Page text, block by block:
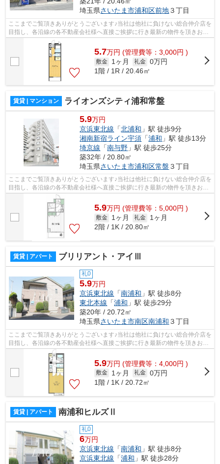
埼玉県さいたま市浦和区前地３丁目
ここまでご覧頂きありがとうございます♪当社は他社に負けない総合仲介店を
目指し、各沿線の各不動産会社様へ直接ご挨拶に行き最新の物件を頂きお客
様へ提供しております！最新の情報は...
5.7万円 (管理費等：3,000円 )
敷金 1ヶ月 礼金 0万円
1階 / 1R / 20.46㎡
賃貸 | マンション ライオンズシティ浦和常盤
5.9万円
京浜東北線 「北浦和 」駅 徒歩9分
湘南新宿ライン宇須 「浦和 」駅 徒歩13分
埼京線 「南与野 」駅 徒歩25分
築32年 / 20.80㎡
埼玉県さいたま市浦和区常盤 ３丁目
ここまでご覧頂きありがとうございます♪当社は他社に負けない総合仲介店を
目指し、各沿線の各不動産会社様へ直接ご挨拶に行き最新の物件を頂きお客
様へ提供しております！最新の情報は...
5.9万円 (管理費等：5,000円 )
敷金 1ヶ月 礼金
1ヶ月
2階 / 1K / 20.80㎡
賃貸 | アパート ブリリアント・アイⅢ
礼0
5.9万円
京浜東北線 「南浦和 」駅 徒歩8分
東北本線 「浦和 」駅 徒歩29分
築20年 / 20.72㎡
埼玉県さいたま市南区南浦和 ３丁目
ここまでご覧頂きありがとうございます♪当社は他社に負けない総合仲介店を
目指し、各沿線の各不動産会社様へ直接ご挨拶に行き最新の物件を頂きお客
様へ提供しております！最新の情報は...
5.9万円 (管理費等：4,000円 )
敷金 1ヶ月 礼金 0万円
1階 / 1K / 20.72㎡
賃貸 | アパート 南浦和ヒルズⅡ
礼0
6万円
京浜東北線 「南浦和 」駅 徒歩8分
京浜東北線 「浦和 」駅 徒歩28分